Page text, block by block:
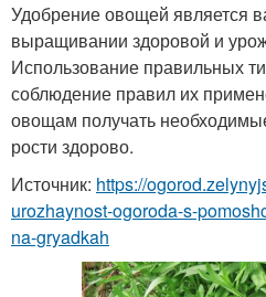
Удобрение овощей является
выращивании здоровой и
Использование правильных
соблюдение правил их
овощам получать
рости здорово.
Источник: https://
urozhaynost-ogoroda-s-
na-gryadkah